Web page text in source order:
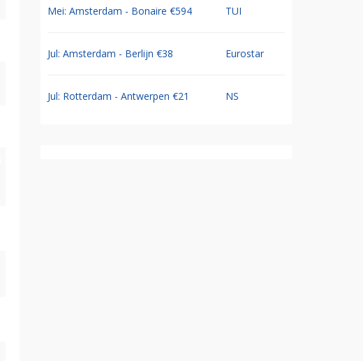
Mei: Amsterdam - Bonaire €594 TUI
Jul: Amsterdam - Berlijn €38 Eurostar
Jul: Rotterdam - Antwerpen €21 NS